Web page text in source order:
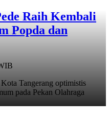
Raih Kembali
Popda dan
Tangerang optimistis
pada Pekan Olahraga